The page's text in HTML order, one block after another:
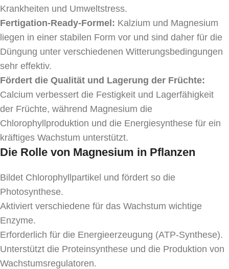
Krankheiten und Umweltstress.
Fertigation-Ready-Formel: Kalzium und Magnesium
liegen in einer stabilen Form vor und sind daher für die
Düngung unter verschiedenen Witterungsbedingungen
sehr effektiv.
Fördert die Qualität und Lagerung der Früchte:
Calcium verbessert die Festigkeit und Lagerfähigkeit
der Früchte, während Magnesium die
Chlorophyllproduktion und die Energiesynthese für ein
kräftiges Wachstum unterstützt.
Die Rolle von Magnesium in Pflanzen
Bildet Chlorophyllpartikel und fördert so die
Photosynthese.
Aktiviert verschiedene für das Wachstum wichtige
Enzyme.
Erforderlich für die Energieerzeugung (ATP-Synthese).
Unterstützt die Proteinsynthese und die Produktion von
Wachstumsregulatoren.